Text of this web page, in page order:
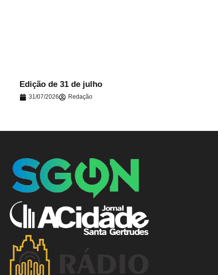
Edição de 31 de julho
31/07/2026 Redação